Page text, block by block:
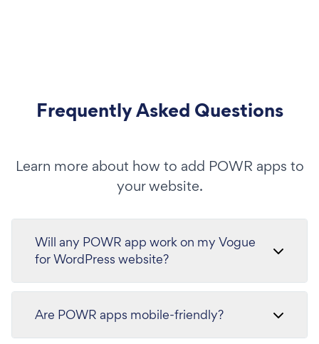
Frequently Asked Questions
Learn more about how to add POWR apps to
your website.
Will any POWR app work on my Vogue
for WordPress website?
Are POWR apps mobile-friendly?